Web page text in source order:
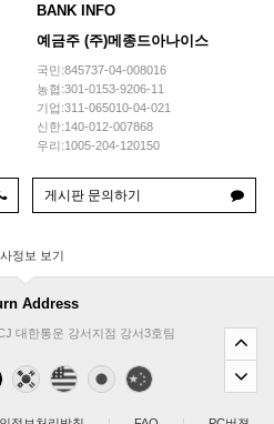
BANK INFO
예금주 (주)메종드아나이스
국민:845737-04-008016
농협:301-0153-9206-11
기업:311-065010-04-021
신한:140-012-007868
우리:1005-204-120150
게시판 문의하기
정보
Address
대한통운 강서지점 강서3호팀